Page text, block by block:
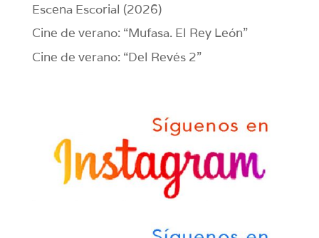
Escena Escorial (2026)
Cine de verano: “Mufasa. El Rey León”
Cine de verano: “Del Revés 2”